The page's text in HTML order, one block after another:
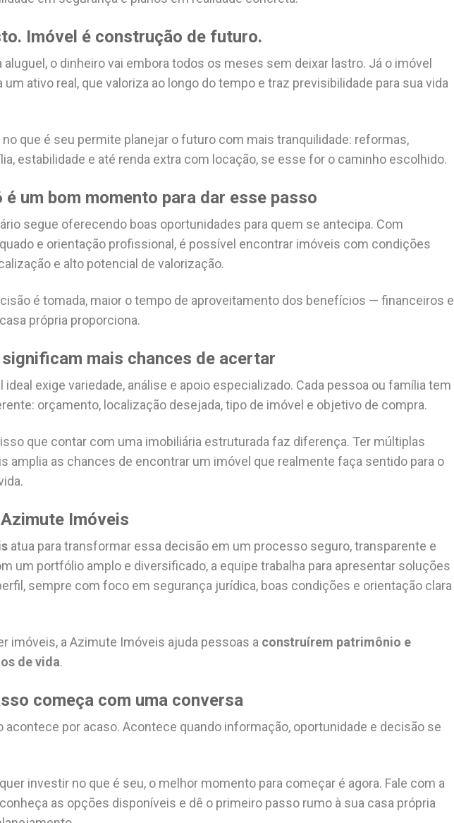
Imóvel é construção de futuro.
aluguel, o dinheiro vai embora todos os meses sem deixar lastro. Já o imóvel
ativo real, que valoriza ao longo do tempo e traz previsibilidade para sua vida
que é seu permite planejar o futuro com mais tranquilidade: reformas,
estabilidade e até renda extra com locação, se esse for o caminho escolhido.
é um bom momento para dar esse passo
segue oferecendo boas oportunidades para quem se antecipa. Com
e orientação profissional, é possível encontrar imóveis com condições
e alto potencial de valorização.
é tomada, maior o tempo de aproveitamento dos benefícios — financeiros e
própria proporciona.
mais chances de acertar
ideal exige variedade, análise e apoio especializado. Cada pessoa ou família tem
orçamento, localização desejada, tipo de imóvel e objetivo de compra.
que contar com uma imobiliária estruturada faz diferença. Ter múltiplas
amplia as chances de encontrar um imóvel que realmente faça sentido para o
Imóveis
atua para transformar essa decisão em um processo seguro, transparente e
um portfólio amplo e diversificado, a equipe trabalha para apresentar soluções
sempre com foco em segurança jurídica, boas condições e orientação clara
imóveis, a Azimute Imóveis ajuda pessoas a construírem patrimônio e
de vida.
começa com uma conversa
acontece por acaso. Acontece quando informação, oportunidade e decisão se
investir no que é seu, o melhor momento para começar é agora. Fale com a
as opções disponíveis e dê o primeiro passo rumo à sua casa própria